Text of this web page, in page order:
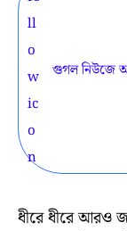
গুগল নিউজে
ধীরে ধীরে আরও